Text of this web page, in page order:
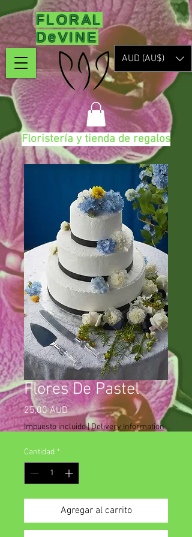
FLORAL
DeVINE
AUD (AU$)
Floristería y tienda de regalos
Flores De Pastel
25,00 AUDPrecio
Impuesto incluido|Delivery Information
Cantidad *
Agregar al carrito